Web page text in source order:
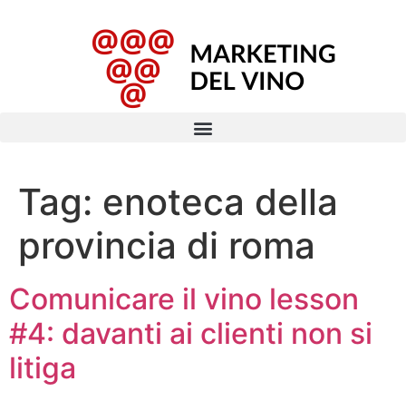
Tag: enoteca della
provincia di roma
Comunicare il vino lesson
#4: davanti ai clienti non si
litiga